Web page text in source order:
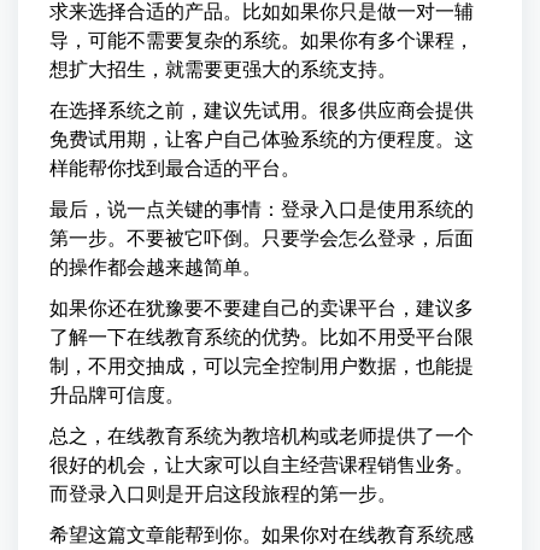
求来选择合适的产品。比如如果你只是做一对一辅
导，可能不需要复杂的系统。如果你有多个课程，
想扩大招生，就需要更强大的系统支持。
在选择系统之前，建议先试用。很多供应商会提供
免费试用期，让客户自己体验系统的方便程度。这
样能帮你找到最合适的平台。
最后，说一点关键的事情：登录入口是使用系统的
第一步。不要被它吓倒。只要学会怎么登录，后面
的操作都会越来越简单。
如果你还在犹豫要不要建自己的卖课平台，建议多
了解一下在线教育系统的优势。比如不用受平台限
制，不用交抽成，可以完全控制用户数据，也能提
升品牌可信度。
总之，在线教育系统为教培机构或老师提供了一个
很好的机会，让大家可以自主经营课程销售业务。
而登录入口则是开启这段旅程的第一步。
希望这篇文章能帮到你。如果你对在线教育系统感